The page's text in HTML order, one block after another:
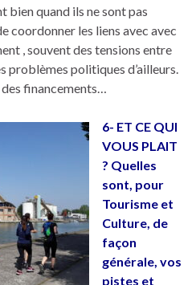
bien quand ils ne sont pas
coordonner les liens avec avec
, souvent des tensions entre
problèmes politiques d’ailleurs.
financements…
6- ET CE QUI
VOUS PLAIT
? Quelles
sont, pour
Tourisme et
Culture, de
façon
générale, vos
pistes et